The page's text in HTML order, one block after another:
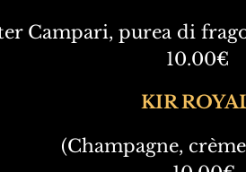
Campari, purea di
10.00€
KIR
(Champagne,